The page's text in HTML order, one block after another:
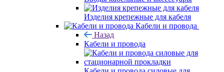
Изделия крепежные для кабеля
Кабели и провода
Назад
Кабели и провода